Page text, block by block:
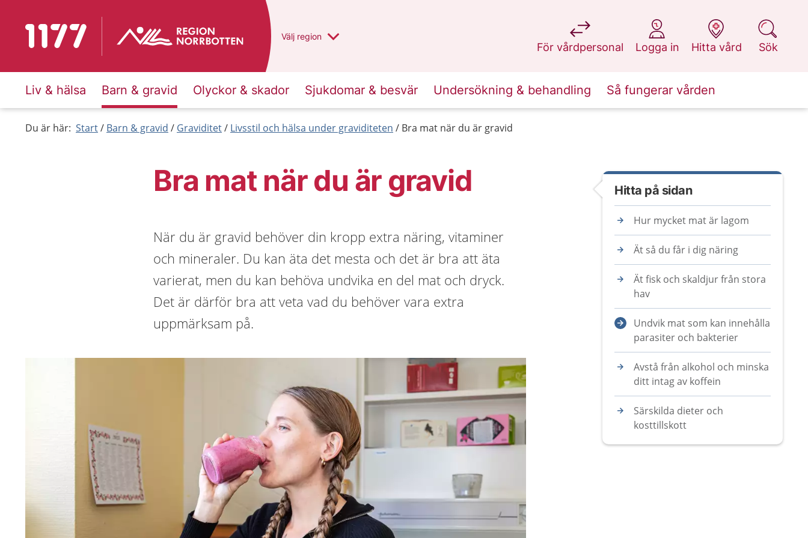
Till startsidan för 1177 Du har valt region
Välj en annan
region
För vårdpersonal
på 1177.se
Logga in
på 1177.se
Hitta vård
på 1177.se
Sök
på 1177.se
Liv & hälsa Barn & gravid Olyckor & skador Sjukdomar & besvär Undersökning & behandling Så fungerar vården
Du är här: Start Barn & gravid Graviditet Livsstil och hälsa under graviditeten Bra mat när du är gravid
Bra mat när du är gravid
När du är gravid behöver din kropp extra näring, vitaminer
och mineraler. Du kan äta det mesta och det är bra att äta
varierat, men du kan behöva undvika en del mat och dryck.
Det är därför bra att veta vad du behöver vara extra
uppmärksam på.
Hitta på sidan
Hur mycket mat är lagom
Ät så du får i dig näring
Ät fisk och skaldjur från stora
hav
Undvik mat som kan innehålla
parasiter och bakterier
Avstå från alkohol och minska
ditt intag av koffein
Särskilda dieter och
kosttillskott